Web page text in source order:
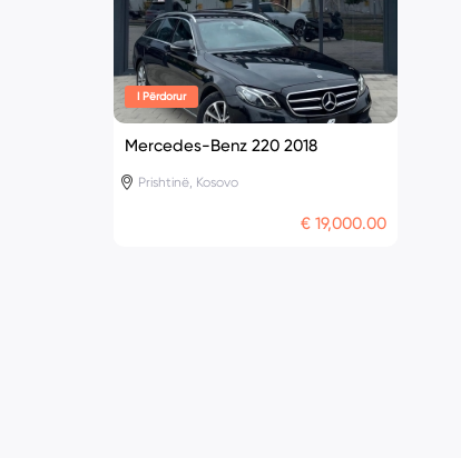
I Përdorur
Mercedes-Benz 220 2018
Prishtinë, Kosovo
€ 19,000.00